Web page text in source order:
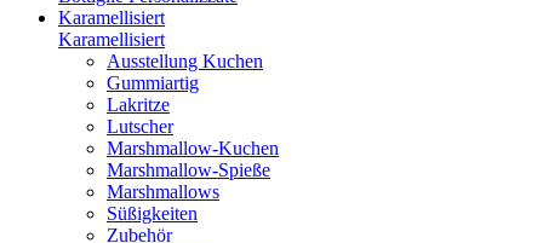
Karamellisiert
Karamellisiert
Ausstellung Kuchen
Gummiartig
Lakritze
Lutscher
Marshmallow-Kuchen
Marshmallow-Spieße
Marshmallows
Süßigkeiten
Zubehör